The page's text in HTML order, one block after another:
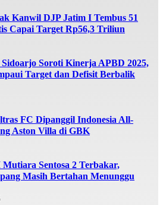
Kanwil DJP Jatim I Tembus 51
Capai Target Rp56,3 Triliun
Soroti Kinerja APBD 2025,
Target dan Defisit Berbalik
FC Dipanggil Indonesia All-
Aston Villa di GBK
Sentosa 2 Terbakar,
Masih Bertahan Menunggu